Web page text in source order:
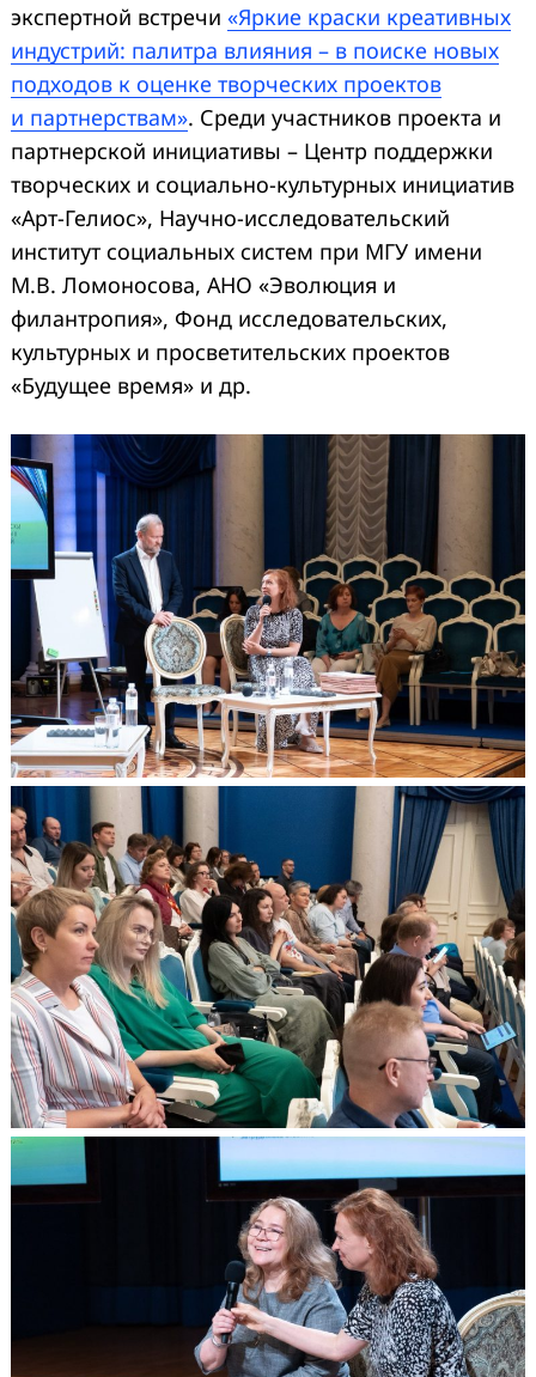
экспертной встречи «Яркие краски креативных
индустрий: палитра влияния – в поиске новых
подходов к оценке творческих проектов
и партнерствам». Среди участников проекта и
партнерской инициативы – Центр поддержки
творческих и социально-культурных инициатив
«Арт-Гелиос», Научно-исследовательский
институт социальных систем при МГУ имени
М.В. Ломоносова, АНО «Эволюция и
филантропия», Фонд исследовательских,
культурных и просветительских проектов
«Будущее время» и др.
Search
for: